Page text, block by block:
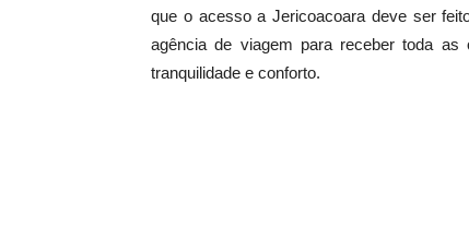
que o acesso a Jericoacoara deve ser
agência de viagem para receber toda
tranquilidade e conforto.